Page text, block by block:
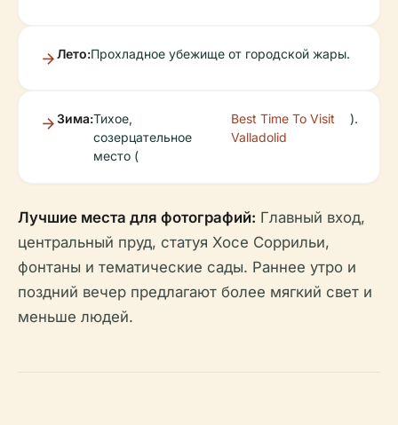
Лето:Прохладное убежище от городской жары.
Зима:Тихое,
созерцательное
место (
Best Time To Visit
Valladolid
).
Лучшие места для фотографий: Главный вход,
центральный пруд, статуя Хосе Соррильи,
фонтаны и тематические сады. Раннее утро и
поздний вечер предлагают более мягкий свет и
меньше людей.